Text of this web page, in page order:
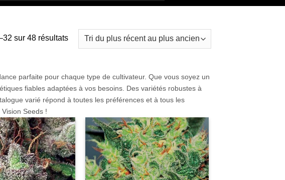
sur 48 résultatsTrié
récent
au
plus
parfaite pour chaque type de cultivateur. Que vous soyez un
fiables adaptées à vos besoins. Des variétés robustes à
varié répond à toutes les préférences et à tous les
Seeds !